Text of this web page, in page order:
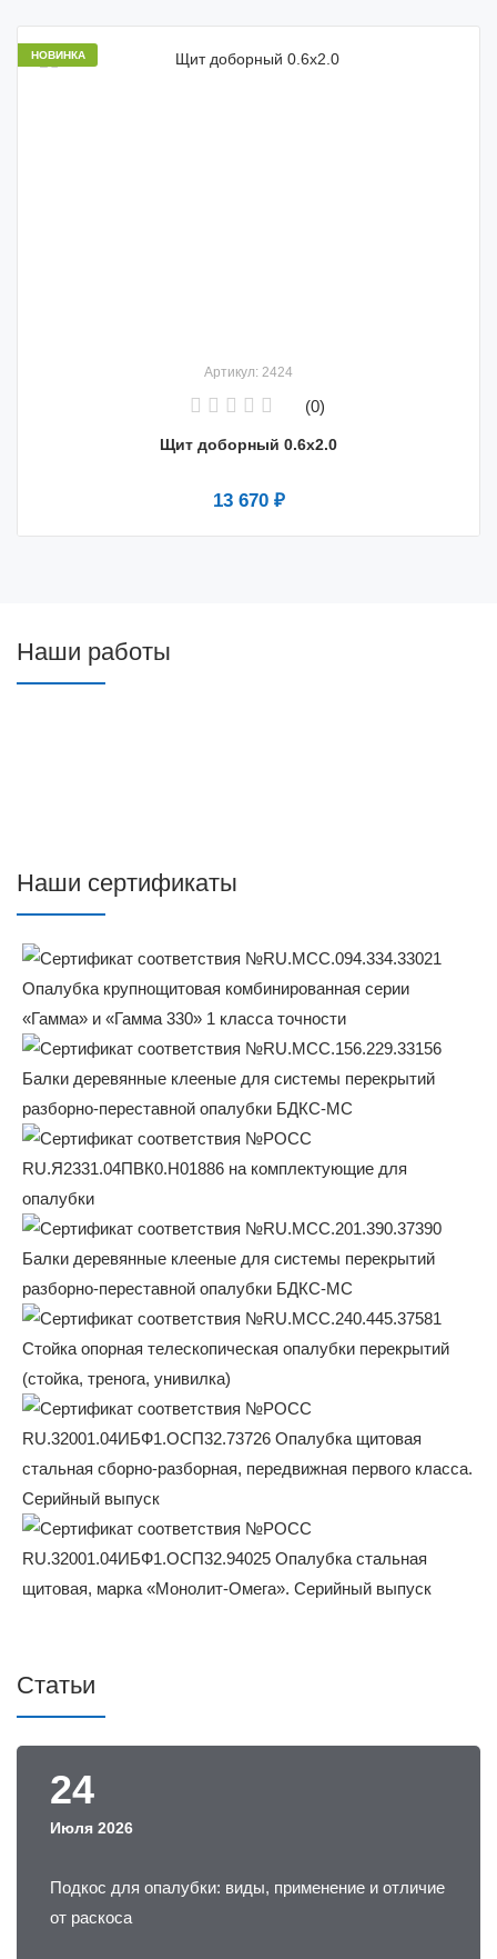
НОВИНКА
Артикул: 2424
(0)
Щит доборный 0.6x2.0
13 670 ₽
Наши работы
Наши сертификаты
Статьи
24
Июля 2026
Подкос для опалубки: виды, применение и отличие
от раскоса